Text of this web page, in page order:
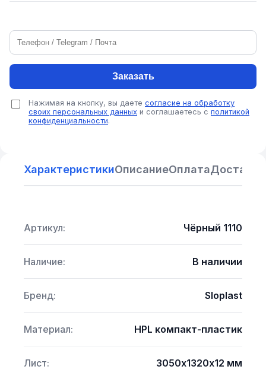
Заказать
Нажимая на кнопку, вы даете согласие на обработку
своих персональных данных и соглашаетесь с политикой
конфиденциальности.
ХарактеристикиОписаниеОплатаДоставка
Артикул: Чёрный 1110
Наличие: В наличии
Бренд: Sloplast
Материал: HPL компакт-пластик
Лист: 3050х1320х12 мм